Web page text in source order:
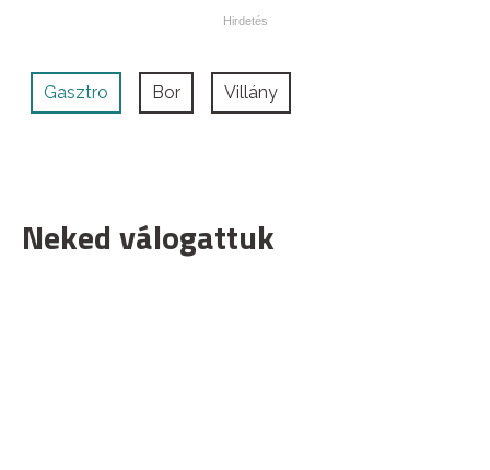
Gasztro Bor Villány
Neked válogattuk